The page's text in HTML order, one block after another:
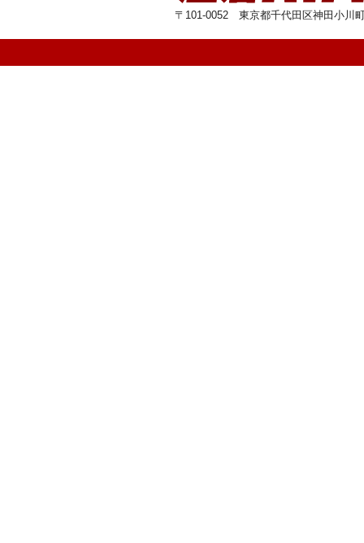
〒101-0052 東京都千代田区神田小川